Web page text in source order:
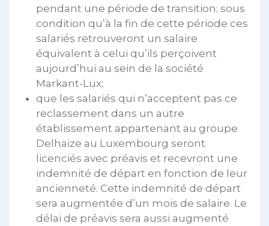
pendant une période de transition; sous
condition qu’à la fin de cette période ces
salariés retrouveront un salaire
équivalent à celui qu’ils perçoivent
aujourd’hui au sein de la société
Markant-Lux;
que les salariés qui n’acceptent pas ce
reclassement dans un autre
établissement appartenant au groupe
Delhaize au Luxembourg seront
licenciés avec préavis et recevront une
indemnité de départ en fonction de leur
ancienneté. Cette indemnité de départ
sera augmentée d’un mois de salaire. Le
délai de préavis sera aussi augmenté